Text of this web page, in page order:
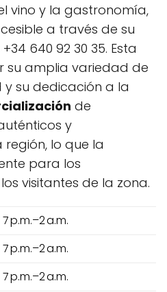
vino y la gastronomía,
a través de su
640 92 30 35. Esta
amplia variedad de
su dedicación a la
de
y
lo que la
para los
visitantes de la zona.
7 p.m.–2 a.m.
7 p.m.–2 a.m.
7 p.m.–2 a.m.